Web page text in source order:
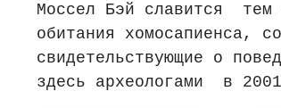
Моссел Бэй славится
обитания хомосапиенса,
свидетельствующие о
здесь археологами  в